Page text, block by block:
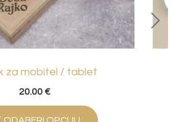
za mobitel / tablet
20.00€